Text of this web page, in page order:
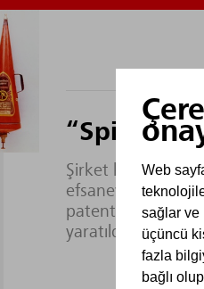
Web
sağlar ve
üçüncü
fazla
bağlı
“Spitztüte”
Şirket kurucusu
efsanevi yangın
patentini aldı.
yaratıldı.